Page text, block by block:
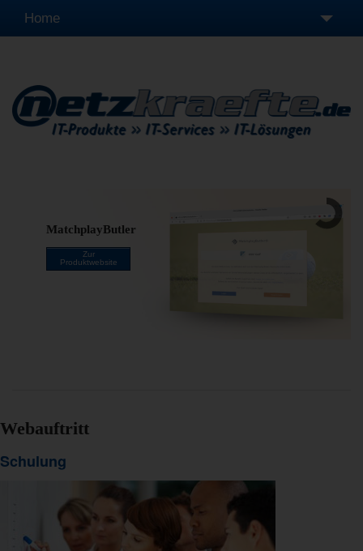
Home
Produkte
Unternehmen
MatchplayButler
Zur
Produktwebsite
Webauftritt
Schulung